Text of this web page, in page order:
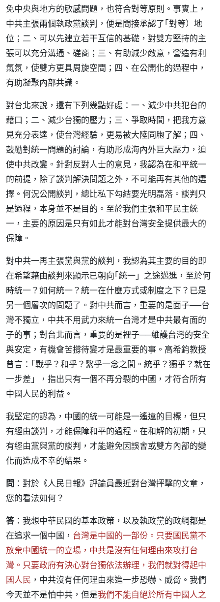
免中央與地方的敏感問題，也符合對等原則。事實上，
中共主張兩個執政黨談判，便是間接承認了｢對等）地
位；二、可以先建立若干互信的基礎，對雙方堅持的主
張可以充分溝通、磋商；三、有助減少敵意，營造有利
氣氛，使雙方更具周旋空間；四、在公開化的過程中，
有助凝聚內部共識。
對台北來說，還有下列幾點好處：一、減少中共犯台的
藉口；二、減少台獨的壓力；三、爭取時間，把我方意
見充分表達，使台灣經驗，更易被大陸同胞了解；四、
鼓勵對統一問題的討論，有助形成海內外巨大壓力，迫
使中共改變。針對反對人士的意見，我認為在和平統一
的前提，除了談判解決問題之外，不可能再有其他的選
擇。何況公開談判，總比私下勾結要光明磊落。談判只
是過程，本身並不是目的。至於我們主張和平民主統
一，主要的原因是只有如此才能對台灣安全提供最大的
保障。
對中共一再主張黨與黨的談判，我認為其主要的目的即
在希望藉由談判來顯示已朝向｢統一」之途邁進，至於何
時統一？如何統一？統一在什麼方式或制度之下？已是
另一個層次的問題了。對中共而言，重要的是面子──台
灣不獨立，中共不用武力來統一台灣才是中共最有面的
子的事；對台北而言，重要的是裡子──維護台灣的安全
與安定，有機會苦撐待變才是最重要的事。高希鈞教授
曾言：｢戰乎？和乎？繫乎一念之間。統乎？獨乎？就在
一步差」，指出只有一個不再分裂的中國，才符合所有
中國人民的利益。
我堅定的認為，中國的統一可能是一遙遠的目標，但只
有經由談判，才能保障和平的過程。在和解的初期，只
有經由黨與黨的談判，才能避免因誤會或雙方內部的變
化而造成不幸的結果。
問 ：對於《人民日報》評論員最近對台灣抨擊的文章，
您的看法如何？
答：我想中華民國的基本政策，以及執政黨的政綱都是
在追求一個中國， 台灣是中國的一部份。只要國民黨不
放棄中國統一的立場，中共是沒有任何理由來攻打台
灣。只要政府有決心對台獨依法辦理，我們就對得起中
國人民 ，中共沒有任何理由來進一步恐嚇、威脅。我們
今天並不是怕中共，但是我們不能自絕於所有中國人之